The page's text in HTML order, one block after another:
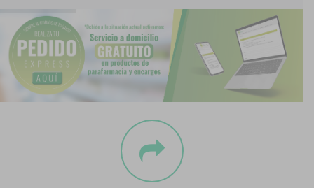
Pedidos express
Blog
Contacto
Boletín